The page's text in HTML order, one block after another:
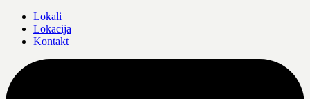
Lokali
Lokacija
Kontakt